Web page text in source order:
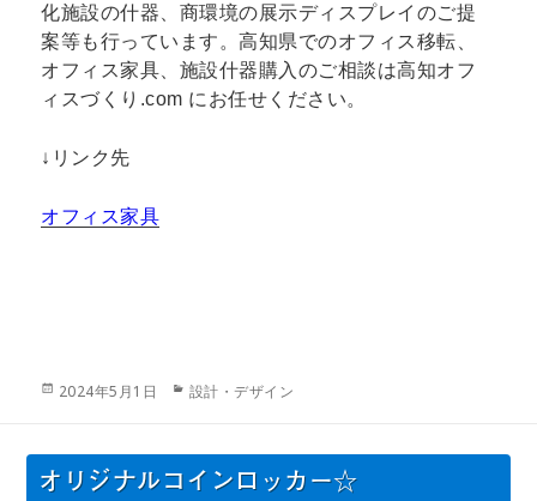
化施設の什器、商環境の展示ディスプレイのご提
案等も行っています。高知県でのオフィス移転、
オフィス家具、施設什器購入のご相談は高知オフ
ィスづくり.com にお任せください。
↓リンク先
オフィス家具
投
2024年5月1日
カ
リ
ー
設計・デザイン
オリジナルコインロッカー☆